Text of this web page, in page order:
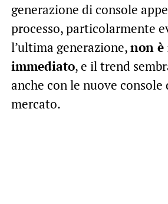
generazione di console
processo, particolarmente
l’ultima generazione,non è
immediato, e il trend
anche con le nuove
mercato.